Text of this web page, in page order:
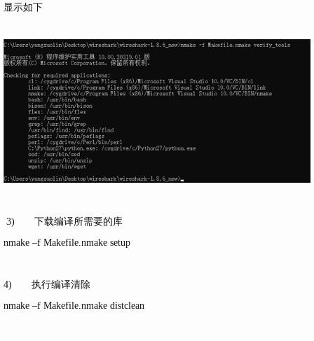
显示如下
3) 下载编译所需要的库
nmake –f Makefile.nmake setup
4) 执行编译清除
nmake –f Makefile.nmake distclean